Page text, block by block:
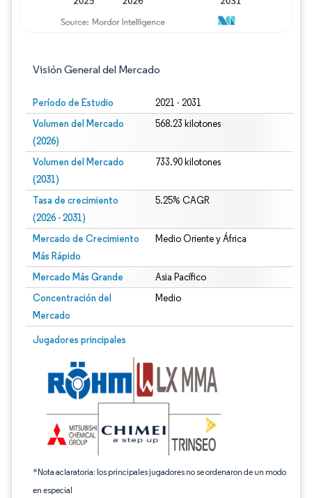
Visión General del Mercado
Período de Estudio 2021 - 2031
Volumen del Mercado
(2026)
568.23 kilotones
Volumen del Mercado
(2031)
733.90 kilotones
Tasa de crecimiento
(2026 - 2031)
5.25% CAGR
Mercado de Crecimiento
Más Rápido
Medio Oriente y África
Mercado Más Grande Asia Pacífico
Concentración del
Mercado
Medio
Jugadores principales
*Nota aclaratoria: los principales jugadores no se ordenaron de un modo
en especial
Imagen © Mordor Intelligence. El uso requiere atribución según CC BY 4.0.